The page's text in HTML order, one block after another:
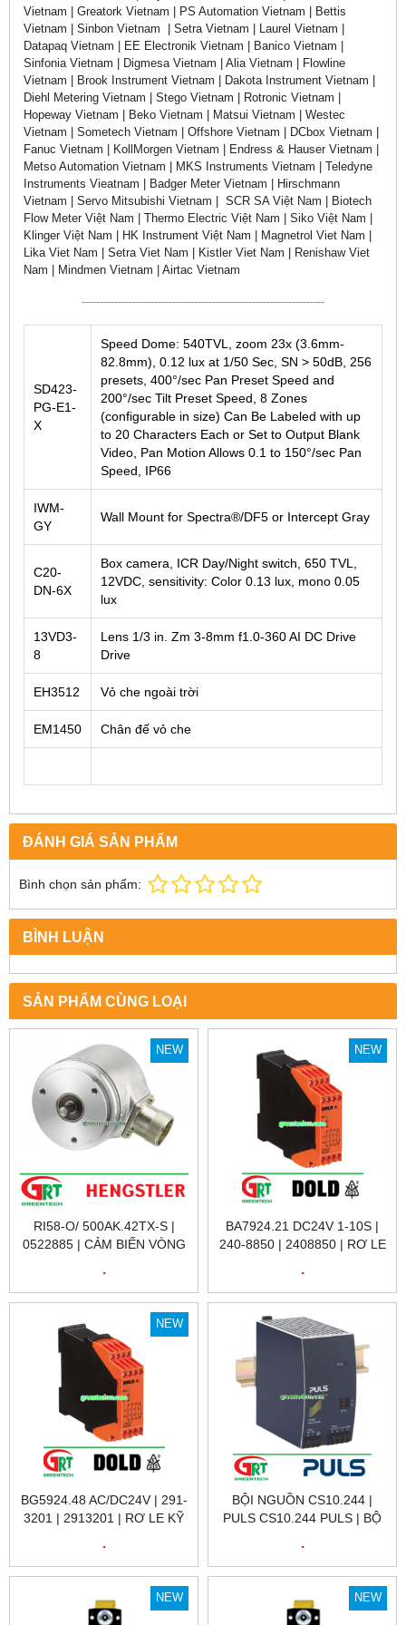
Vietnam | Greatork Vietnam | PS Automation Vietnam | Bettis
Vietnam | Sinbon Vietnam | Setra Vietnam | Laurel Vietnam |
Datapaq Vietnam | EE Electronik Vietnam | Banico Vietnam |
Sinfonia Vietnam | Digmesa Vietnam | Alia Vietnam | Flowline
Vietnam | Brook Instrument Vietnam | Dakota Instrument Vietnam |
Diehl Metering Vietnam | Stego Vietnam | Rotronic Vietnam |
Hopeway Vietnam | Beko Vietnam | Matsui Vietnam | Westec
Vietnam | Sometech Vietnam | Offshore Vietnam | DCbox Vietnam |
Fanuc Vietnam | KollMorgen Vietnam | Endress & Hauser Vietnam |
Metso Automation Vietnam | MKS Instruments Vietnam | Teledyne
Instruments Vieatnam | Badger Meter Vietnam | Hirschmann
Vietnam | Servo Mitsubishi Vietnam | SCR SA Việt Nam | Biotech
Flow Meter Việt Nam | Thermo Electric Việt Nam | Siko Việt Nam |
Klinger Việt Nam | HK Instrument Việt Nam | Magnetrol Viet Nam |
Lika Viet Nam | Setra Viet Nam | Kistler Viet Nam | Renishaw Viet
Nam | Mindmen Vietnam | Airtac Vietnam
-------------------------------------------------------------------
SD423-
PG-E1-
X
Speed Dome: 540TVL, zoom 23x (3.6mm-
82.8mm), 0.12 lux at 1/50 Sec, SN > 50dB, 256
presets, 400°/sec Pan Preset Speed and
200°/sec Tilt Preset Speed, 8 Zones
(configurable in size) Can Be Labeled with up
to 20 Characters Each or Set to Output Blank
Video, Pan Motion Allows 0.1 to 150°/sec Pan
Speed, IP66
IWM-
GY
Wall Mount for Spectra®/DF5 or Intercept Gray
C20-
DN-6X
Box camera, ICR Day/Night switch, 650 TVL,
12VDC, sensitivity: Color 0.13 lux, mono 0.05
lux
13VD3-
8
Lens 1/3 in. Zm 3-8mm f1.0-360 AI DC Drive
Drive
EH3512 Vỏ che ngoài trời
EM1450 Chân đế vỏ che
ĐÁNH GIÁ SẢN PHẨM
Bình chọn sản phẩm:
BÌNH LUẬN
SẢN PHẨM CÙNG LOẠI
NEW
RI58-O/ 500AK.42TX-S |
0522885 | CẢM BIẾN VÒNG
VIỆT NAM
.
NEW
BA7924.21 DC24V 1-10S |
240-8850 | 2408850 | RƠ LE
DOLD VIỆT NAM
.
NEW
BG5924.48 AC/DC24V | 291-
3201 | 2913201 | RƠ LE KỸ
.
BỘI NGUỒN CS10.244 |
PULS CS10.244 PULS | BỘ
VIETNAM
.
NEW NEW